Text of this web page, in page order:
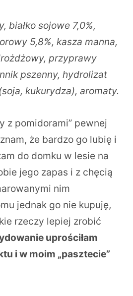
białko sojowe 7,0%,
5,8%, kasza manna,
przyprawy
pszenny, hydrolizat
kukurydza), aromaty.
z pomidorami” pewnej
że bardzo go lubię i
do domku w lesie na
jego zapas i z chęcią
nim
jednak go nie kupuję,
rzeczy lepiej zrobić
uprościłam
i w moim „pasztecie”